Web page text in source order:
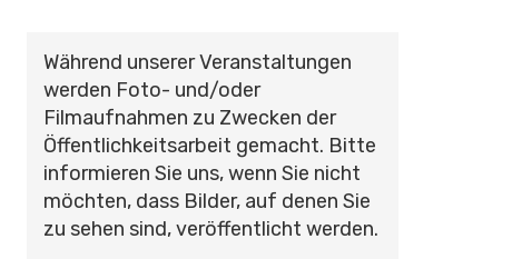
Während unserer Veranstaltungen
werden Foto- und/oder
Filmaufnahmen zu Zwecken der
Öffentlichkeitsarbeit gemacht. Bitte
informieren Sie uns, wenn Sie nicht
möchten, dass Bilder, auf denen Sie
zu sehen sind, veröffentlicht werden.